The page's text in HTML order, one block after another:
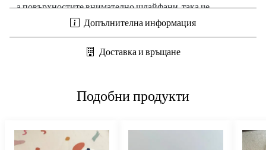
а повърхностите внимателно шлайфани, така че
безопасността му при употреба от децата да е
гарантирана.
остават в седнало положение без чужда помощ (минимум
Продукт произведен от възобновяем материал
Допълнителна информация
Доставка и връщане
Подобни продукти